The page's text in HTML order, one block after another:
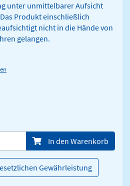
unter unmittelbarer Aufsicht
Produkt einschließlich
nicht in die Hände von
gelangen.
In den Warenkorb
Gewährleistung